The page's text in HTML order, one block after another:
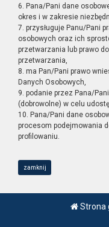
6. Pana/Pani dane
okres i w zakresie
7. przysługuje Panu/Pani
osobowych oraz ich
przetwarzania lub prawo
przetwarzania,
8. ma Pan/Pani prawo
Danych Osobowych,
9. podanie przez Pana/
(dobrowolne) w celu
10. Pana/Pani dane
procesom podejmowania
profilowaniu.
zamknij
Strona